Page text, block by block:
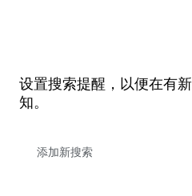
设置搜索提醒，以便在有
知。